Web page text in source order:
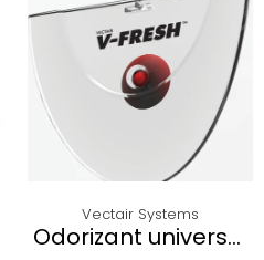
Vectair Systems
Odorizant universal